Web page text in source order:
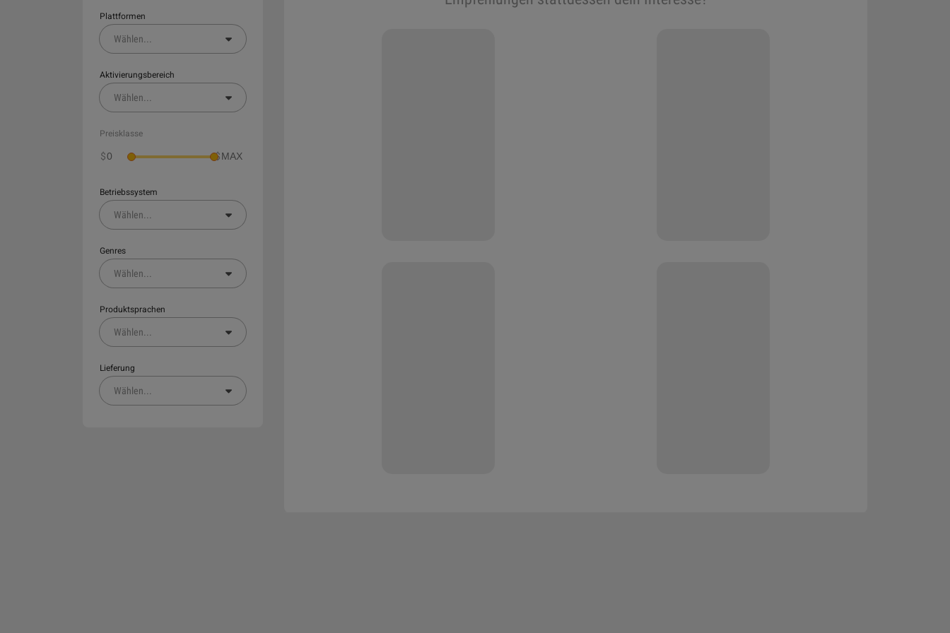
Plattformen
Wählen
Aktivierungsbereich
Wählen
Preisklasse
$ $
Betriebssystem
Wählen
Genres
Wählen
Produktsprachen
Wählen
Lieferung
Wählen